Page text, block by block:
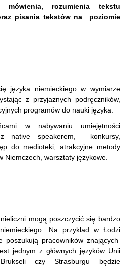
mówienia, rozumienia tekstu
pisania tekstów na poziomie
języka niemieckiego w wymiarze
z przyjaznych podręczników,
programów do nauki języka.
w nabywaniu umiejętności
native speakerem, konkursy,
do medioteki, atrakcyjne metody
Niemczech, warsztaty językowe.
mogą poszczycić się bardzo
Na przykład w Łodzi
poszukują pracowników znających
jednym z głównych języków Unii
czy Strasburgu będzie